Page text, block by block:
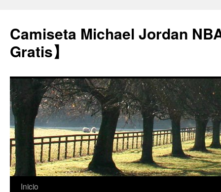
Camiseta Michael Jordan
Gratis】
Saltar
Inicio